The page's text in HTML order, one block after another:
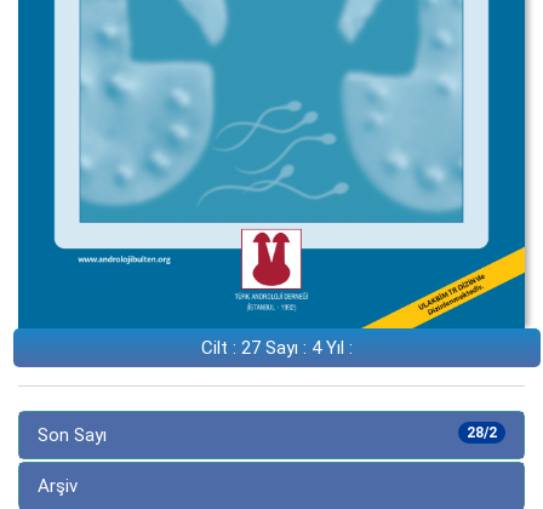
Cilt : 27 Sayı : 4 Yıl :
28/2
Son Sayı
Arşiv